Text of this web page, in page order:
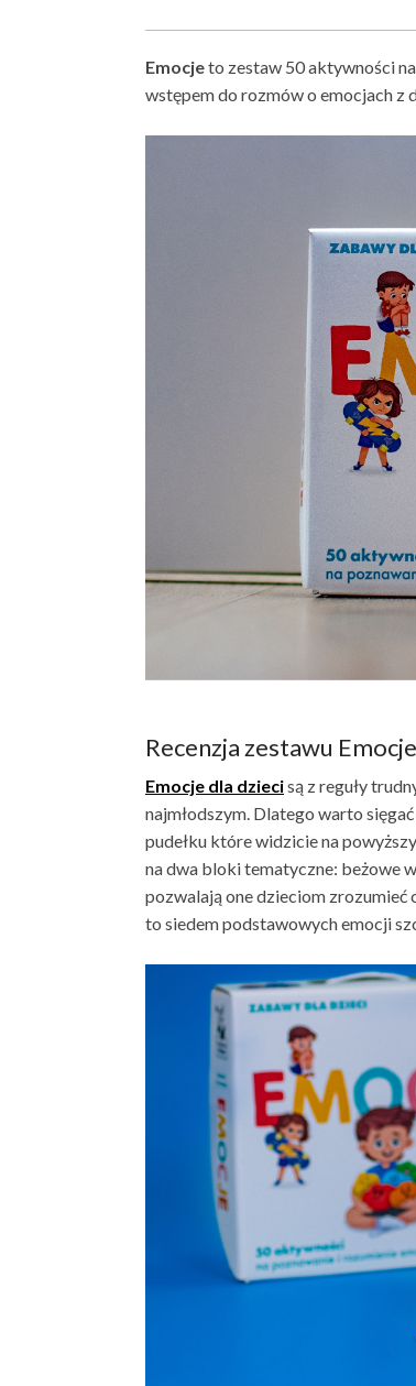
Emocjeto zestaw 50 aktywności
wstępem do rozmów o emocjach z
Recenzja zestawu Emocje
Emocje dla dziecisą z reguły
najmłodszym. Dlatego warto
pudełku które widzicie na
na dwa bloki tematyczne: beżowe
pozwalają one dzieciom zrozumieć
to siedem podstawowych emocji